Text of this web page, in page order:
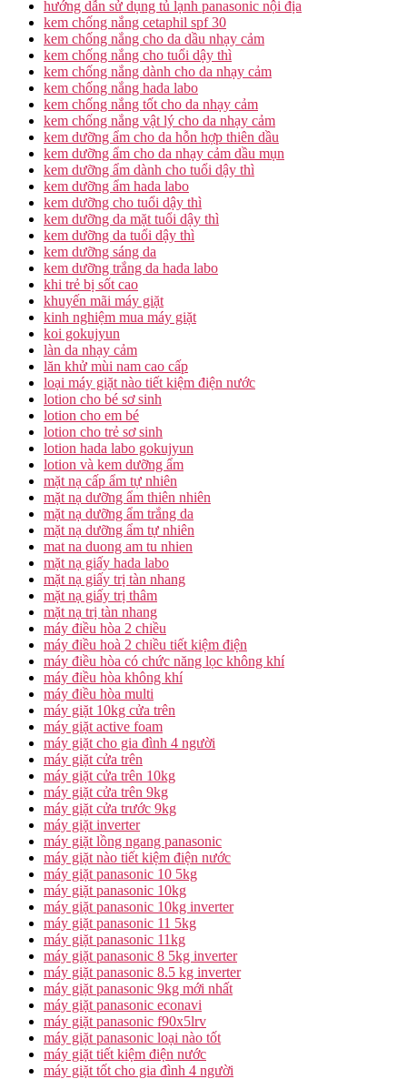
hướng dẫn sử dụng tủ lạnh panasonic nội địa
kem chống nắng cetaphil spf 30
kem chống nắng cho da dầu nhạy cảm
kem chống nắng cho tuổi dậy thì
kem chống nắng dành cho da nhạy cảm
kem chống nắng hada labo
kem chống nắng tốt cho da nhạy cảm
kem chống nắng vật lý cho da nhạy cảm
kem dưỡng ẩm cho da hỗn hợp thiên dầu
kem dưỡng ẩm cho da nhạy cảm dầu mụn
kem dưỡng ẩm dành cho tuổi dậy thì
kem dưỡng ẩm hada labo
kem dưỡng cho tuổi dậy thì
kem dưỡng da mặt tuổi dậy thì
kem dưỡng da tuổi dậy thì
kem dưỡng sáng da
kem dưỡng trắng da hada labo
khi trẻ bị sốt cao
khuyến mãi máy giặt
kinh nghiệm mua máy giặt
koi gokujyun
làn da nhạy cảm
lăn khử mùi nam cao cấp
loại máy giặt nào tiết kiệm điện nước
lotion cho bé sơ sinh
lotion cho em bé
lotion cho trẻ sơ sinh
lotion hada labo gokujyun
lotion và kem dưỡng ẩm
mặt nạ cấp ẩm tự nhiên
mặt nạ dưỡng ẩm thiên nhiên
mặt nạ dưỡng ẩm trắng da
mặt nạ dưỡng ẩm tự nhiên
mat na duong am tu nhien
mặt nạ giấy hada labo
mặt nạ giấy trị tàn nhang
mặt nạ giấy trị thâm
mặt nạ trị tàn nhang
máy điều hòa 2 chiều
máy điều hoà 2 chiều tiết kiệm điện
máy điều hòa có chức năng lọc không khí
máy điều hòa không khí
máy điều hòa multi
máy giặt 10kg cửa trên
máy giặt active foam
máy giặt cho gia đình 4 người
máy giặt cửa trên
máy giặt cửa trên 10kg
máy giặt cửa trên 9kg
máy giặt cửa trước 9kg
máy giặt inverter
máy giặt lồng ngang panasonic
máy giặt nào tiết kiệm điện nước
máy giặt panasonic 10 5kg
máy giặt panasonic 10kg
máy giặt panasonic 10kg inverter
máy giặt panasonic 11 5kg
máy giặt panasonic 11kg
máy giặt panasonic 8 5kg inverter
máy giặt panasonic 8.5 kg inverter
máy giặt panasonic 9kg mới nhất
máy giặt panasonic econavi
máy giặt panasonic f90x5lrv
máy giặt panasonic loại nào tốt
máy giặt tiết kiệm điện nước
máy giặt tốt cho gia đình 4 người